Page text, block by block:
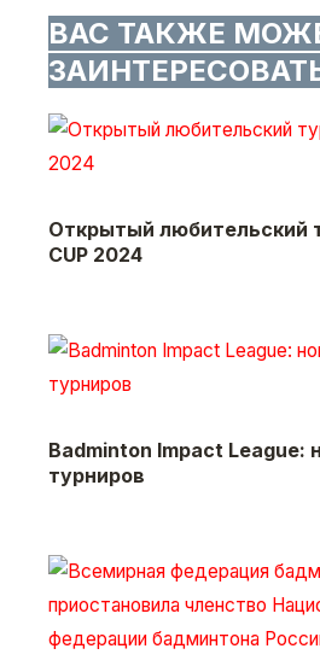
ВАС ТАКЖЕ
Открытый любительский
CUP 2024
Badminton Impact League:
турниров